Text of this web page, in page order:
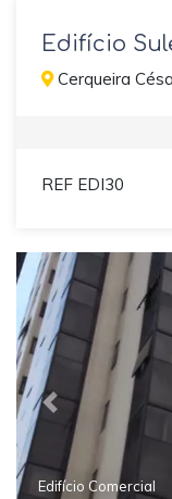
Edifício
Cerqueira
REF EDI30
Previous
Edifício Comercial